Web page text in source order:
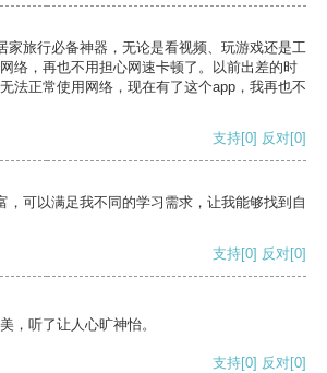
家旅行必备神器，无论是看视频、玩游戏还是工
络，再也不用担心网速卡顿了。以前出差的时
法正常使用网络，现在有了这个app，我再也不
支持[0] 反对[0]
，可以满足我不同的学习需求，让我能够找到自
支持[0] 反对[0]
，听了让人心旷神怡。
支持[0] 反对[0]